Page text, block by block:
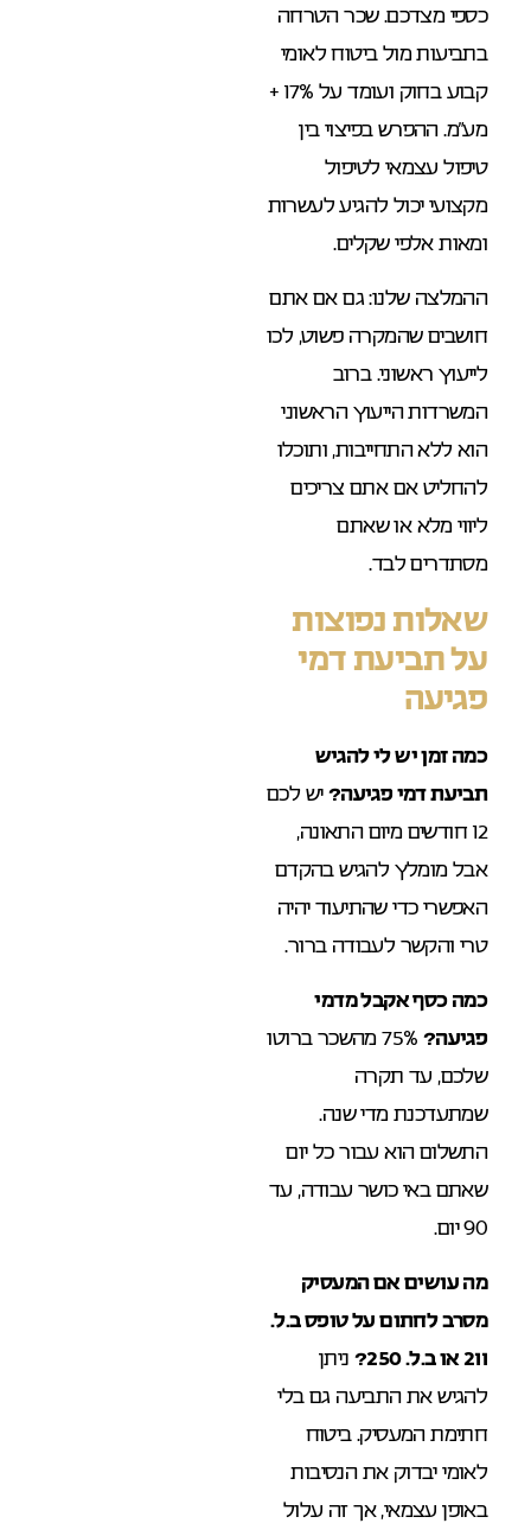
כספי מצדכם. שכר הטרחה
בתביעות מול ביטוח לאומי
קבוע בחוק ועומד על 17% +
מע”מ. ההפרש בפיצוי בין
טיפול עצמאי לטיפול
מקצועי יכול להגיע לעשרות
ומאות אלפי שקלים.
ההמלצה שלנו: גם אם אתם
חושבים שהמקרה פשוט, לכו
לייעוץ ראשוני. ברוב
המשרדות הייעוץ הראשוני
הוא ללא התחייבות, ותוכלו
להחליט אם אתם צריכים
ליווי מלא או שאתם
מסתדרים לבד.
שאלות נפוצות
על תביעת דמי
פגיעה
כמה זמן יש לי להגיש
תביעת דמי פגיעה?יש לכם
12 חודשים מיום התאונה,
אבל מומלץ להגיש בהקדם
האפשרי כדי שהתיעוד יהיה
טרי והקשר לעבודה ברור.
כמה כסף אקבל מדמי
פגיעה?
75% מהשכר ברוטו
שלכם, עד תקרה
שמתעדכנת מדי שנה.
התשלום הוא עבור כל יום
שאתם באי כושר עבודה, עד
90 יום.
מה עושים אם המעסיק
מסרב לחתום על טופס ב.ל.
211 או ב.ל. 250?
ניתן
להגיש את התביעה גם בלי
חתימת המעסיק. ביטוח
לאומי יבדוק את הנסיבות
באופן עצמאי, אך זה עלול